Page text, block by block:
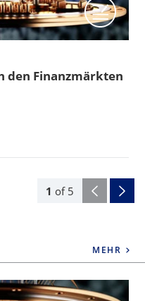
1 of 5
den Finanzmärkten
MEHR